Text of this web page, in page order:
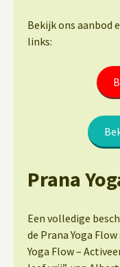
Bekijk ons aanbod
links:
Prana
Een volledige
de Prana Yoga
Yoga Flow –